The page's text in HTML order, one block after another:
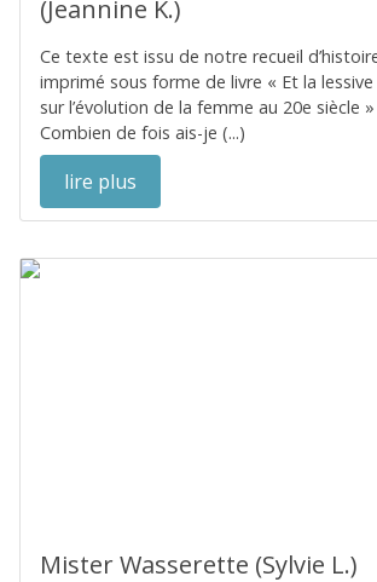
(Jeannine K.)
Ce texte est issu de notre recueil
imprimé sous forme de livre « Et la
sur l’évolution de la femme au 20e siècle »
Combien de fois ais-je (...)
lire plus
Mister Wasserette (Sylvie L.)